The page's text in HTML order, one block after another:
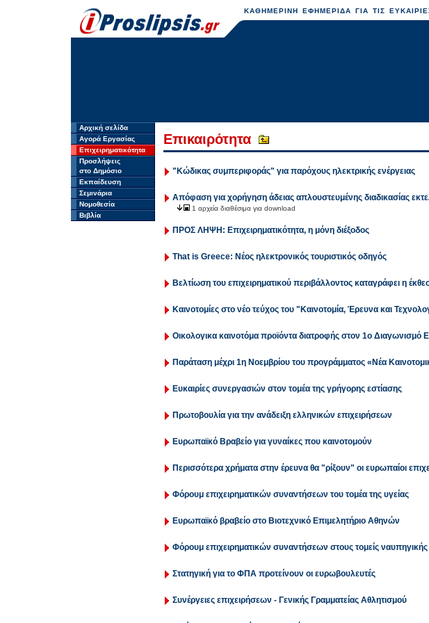
ΚΑΘΗΜΕΡΙΝΗ ΕΦΗΜΕΡΙΔΑ ΓΙΑ ΤΙΣ
Αρχική σελίδα
Αγορά Εργασίας
Επιχειρηματικότητα
Προσλήψεις
στο Δημόσιο
Εκπαίδευση
Σεμινάρια
Νομοθεσία
Βιβλία
Επικαιρότητα
"Κώδικας συμπεριφοράς" για παρόχους ηλεκτρικής ενέργειας
Απόφαση για χορήγηση άδειας απλουστευμένης διαδικασίας
1 αρχεία διαθέσιμα για download
ΠΡΟΣ ΛΗΨΗ: Επιχειρηματικότητα, η μόνη διέξοδος
That is Greece: Νέος ηλεκτρονικός τουριστικός οδηγός
Βελτίωση του επιχειρηματικού περιβάλλοντος καταγράφει η
Καινοτομίες στο νέο τεύχος του "Καινοτομία, Έρευνα και
Oικολογικα καινοτόμα προϊόντα διατροφής στον 1ο Διαγωνισμό
Παράταση μέχρι 1η Νοεμβρίου του προγράμματος «Νέα
Ευκαιρίες συνεργασιών στον τομέα της γρήγορης εστίασης
Πρωτοβουλία για την ανάδειξη ελληνικών επιχειρήσεων
Ευρωπαϊκό Βραβείο για γυναίκες που καινοτομούν
Περισσότερα χρήματα στην έρευνα θα "ρίξουν" οι ευρωπαίοι
Φόρουμ επιχειρηματικών συναντήσεων του τομέα της υγείας
Ευρωπαϊκό βραβείο στο Βιοτεχνικό Επιμελητήριο Αθηνών
Φόρουμ επιχειρηματικών συναντήσεων στους τομείς ναυπηγικής
Στατηγική για το ΦΠΑ προτείνουν οι ευρωβουλευτές
Συνέργειες επιχειρήσεων - Γενικής Γραμματείας Αθλητισμού